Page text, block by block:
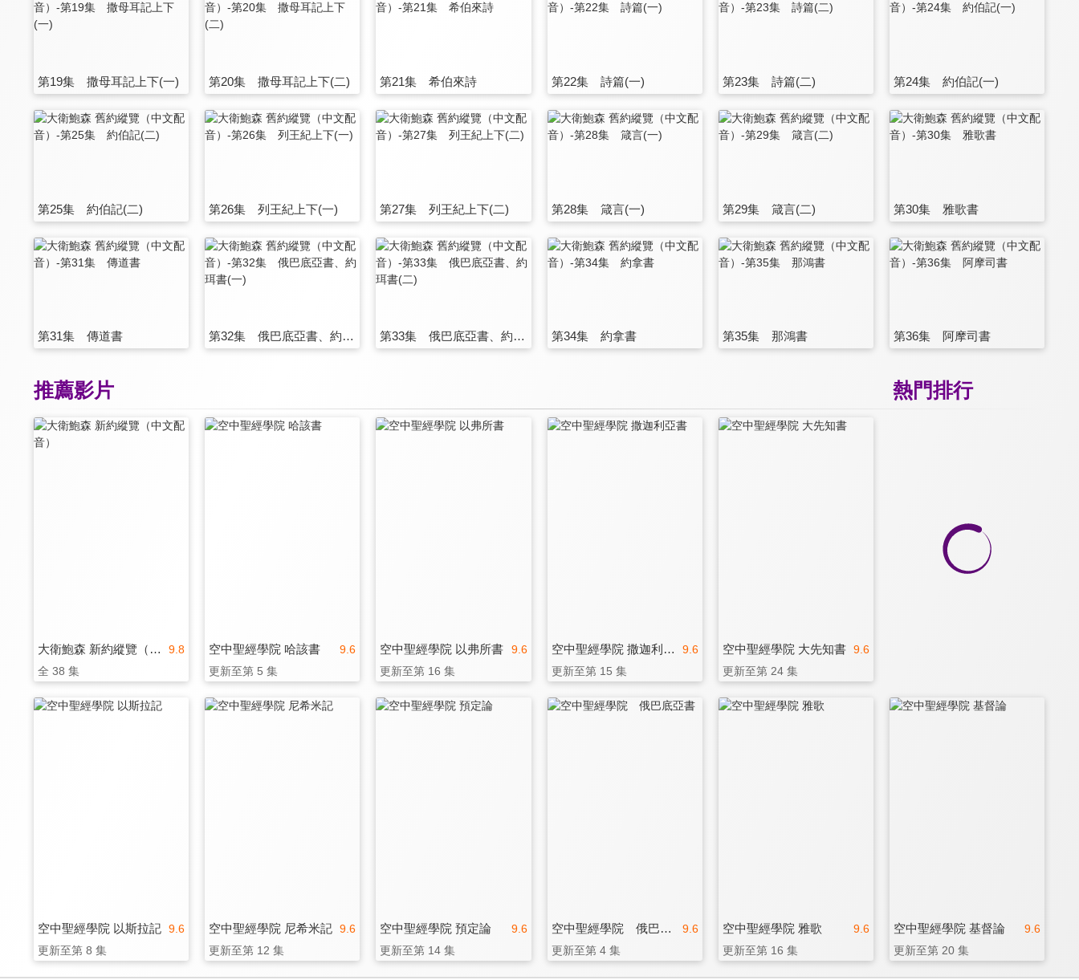
第19集 撒母耳記上下(一) 第20集 撒母耳記上下(二) 第21集 希伯來詩 第22集 詩篇(一) 第23集 詩篇(二) 第24集 約伯記(一)
第25集 約伯記(二) 第26集 列王紀上下(一) 第27集 列王紀上下(二) 第28集 箴言(一) 第29集 箴言(二) 第30集 雅歌書
第31集 傳道書 第32集 俄巴底亞書、約珥書(一) 第33集 俄巴底亞書、約珥書(二) 第34集 約拿書 第35集 那鴻書 第36集 阿摩司書
熱門排行
推薦影片
9.8
大衛鮑森 新約縱覽（中文配音）
全 38 集
9.6
空中聖經學院 哈該書
更新至第 5 集
9.6
空中聖經學院 以弗所書
更新至第 16 集
9.6
空中聖經學院 撒迦利亞書
更新至第 15 集
9.6
空中聖經學院 大先知書
更新至第 24 集
9.6
空中聖經學院 以斯拉記
更新至第 8 集
9.6
空中聖經學院 尼希米記
更新至第 12 集
9.6
空中聖經學院 預定論
更新至第 14 集
9.6
空中聖經學院 俄巴底亞書
更新至第 4 集
9.6
空中聖經學院 雅歌
更新至第 16 集
9.6
空中聖經學院 基督論
更新至第 20 集